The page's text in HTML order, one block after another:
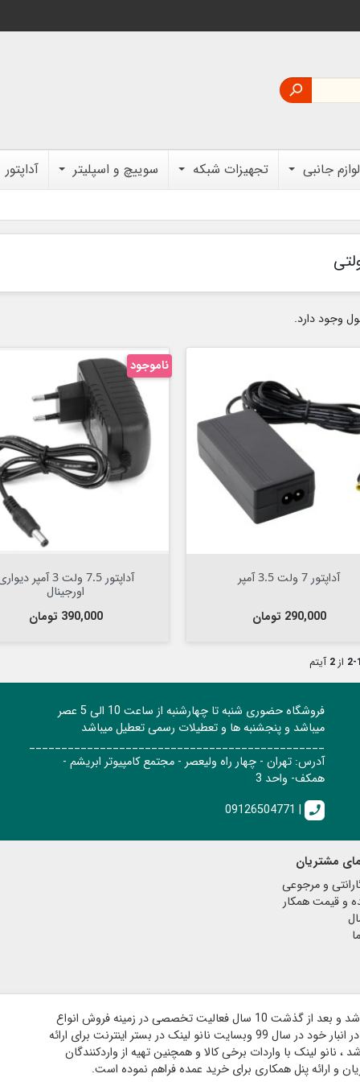

لوازم جانبی تجهیزات شبکه سوییچ و اسپلیتر آداپتور
آداپتور 7 ولت 3.5 آمپر
قیمت
290,000 تومان
آداپتور 7.5 ولت 3 آمپر
اورجینال
قیمت
390,000 تومان
ناموجود
از 2 آیتم
فروشگاه حضوری شنبه تا چهارشنبه از ساعت 10 الی 5 عصر
میباشد و پنجشنبه ها و تعطیلات رسمی تعطیل میباشد
______________________________________________
آدرس: تهران - چهار راه ولیعصر - مجتمع کامپیوتر ابریشم -
همکف- واحد 3
call
09126504771 |
مشتریان
و مرجوعی
و قیمت همکار
فروشگاه نانو لینک در سال 89 در مکان فیزیکی تاسیس شد و بعد از گذشت 10 سال فعالیت تخصصی در زمینه فروش انواع
کابل ، مبدل ، فن و آداپتور و دارای هزار قلم کالای موجود در انبار خود در سال 99 وبسایت نانو لینک در بستر اینترنت برای ارائه
نانو لینک با واردات برخی کالا و همچنین تهیه از واردکنندگان
و ارائه پنل همکاری برای خرید عمده فراهم نموده است.